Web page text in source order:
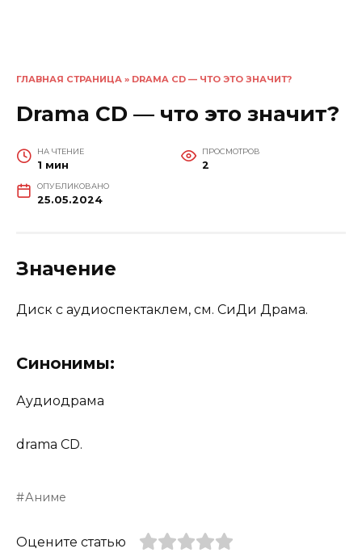
ГЛАВНАЯ СТРАНИЦА » DRAMA CD — ЧТО ЭТО ЗНАЧИТ?
Drama CD — что это значит?
НА ЧТЕНИЕ
1 мин
ПРОСМОТРОВ
2
ОПУБЛИКОВАНО
25.05.2024
Значение
Диск с аудиоспектаклем, см. СиДи Драма.
Синонимы:
Аудиодрама
drama CD.
Аниме
Оцените статью